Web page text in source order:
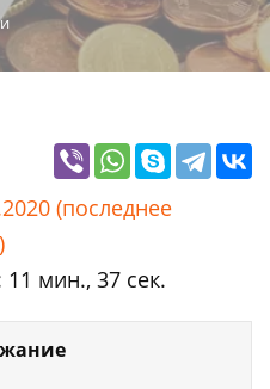
(последнее
мин., 37 сек.